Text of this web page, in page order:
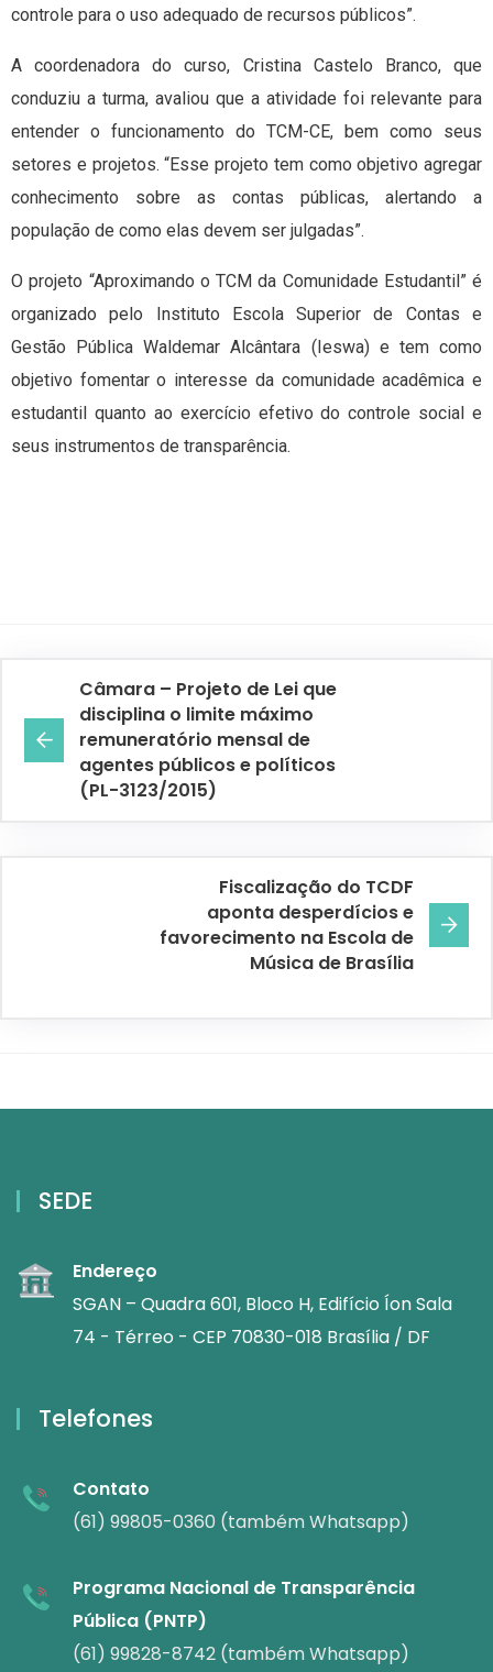
controle para o uso adequado de recursos públicos”.
A coordenadora do curso, Cristina Castelo Branco, que
conduziu a turma, avaliou que a atividade foi relevante para
entender o funcionamento do TCM-CE, bem como seus
setores e projetos. “Esse projeto tem como objetivo agregar
conhecimento sobre as contas públicas, alertando a
população de como elas devem ser julgadas”.
O projeto “Aproximando o TCM da Comunidade Estudantil” é
organizado pelo Instituto Escola Superior de Contas e
Gestão Pública Waldemar Alcântara (Ieswa) e tem como
objetivo fomentar o interesse da comunidade acadêmica e
estudantil quanto ao exercício efetivo do controle social e
seus instrumentos de transparência.
Câmara – Projeto de Lei que
disciplina o limite máximo
remuneratório mensal de
agentes públicos e políticos
(PL-3123/2015)
Fiscalização do TCDF
aponta desperdícios e
favorecimento na Escola de
Música de Brasília
SEDE
Endereço
SGAN – Quadra 601, Bloco H, Edifício Íon Sala
74 - Térreo - CEP 70830-018 Brasília / DF
Telefones
Contato
(61) 99805-0360 (também Whatsapp)
Programa Nacional de Transparência
Pública (PNTP)
(61) 99828-8742 (também Whatsapp)